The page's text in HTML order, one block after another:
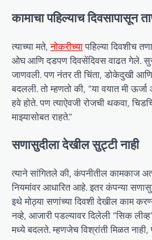
कामाचा पहिल्याच दिवसापासून
त्याच्या मते,नोकरीच्यापहिल्या दिवशीच
ओघ आणि दडपण दिवसेंदिवस वाढत गेले.
जाणवली. पण नंतर ती चिंता, डोकेदुखी
बदलली. तो म्हणतो की, “या वयात मी
हवे होते. पण त्याऐवजी रोजची थकवा,
माझ्यासोबत राहते.”
सणासुदीला देखील सुट्टी नाही
त्याने सांगितले की, कंपनीतील कामकाज
नियमांवर आधारित आहे. इतर कंपन्या
इथे मोठ्या सणांच्या दिवशी देखील काम
नव्हे, आजारी पडल्यावर दिलेली “सिक
मध्ये बदलते. म्हणजेच विश्रांती मिळत